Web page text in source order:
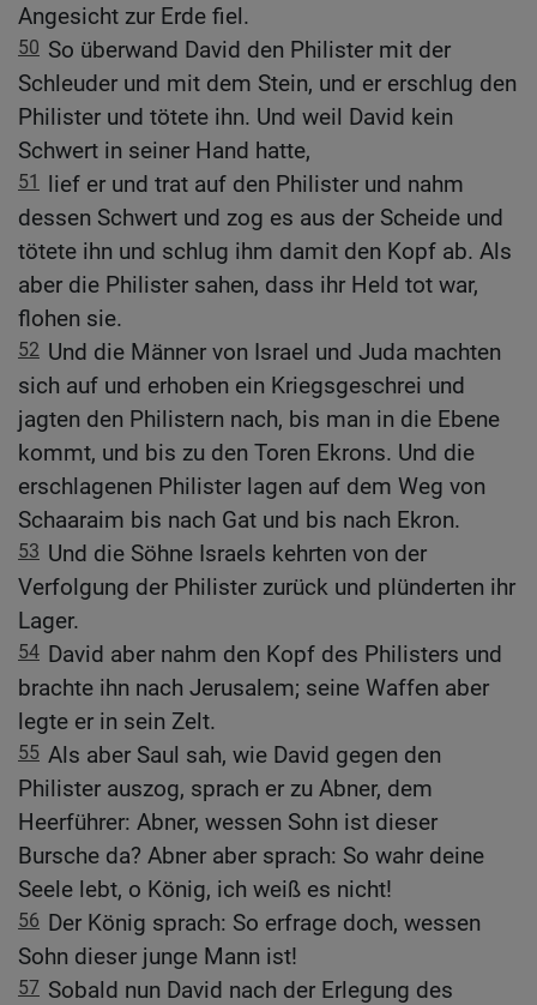
Angesicht zur Erde fiel.
50 So überwand David den Philister mit der
Schleuder und mit dem Stein, und er erschlug den
Philister und tötete ihn. Und weil David kein
Schwert in seiner Hand hatte,
51 lief er und trat auf den Philister und nahm
dessen Schwert und zog es aus der Scheide und
tötete ihn und schlug ihm damit den Kopf ab. Als
aber die Philister sahen, dass ihr Held tot war,
flohen sie.
52 Und die Männer von Israel und Juda machten
sich auf und erhoben ein Kriegsgeschrei und
jagten den Philistern nach, bis man in die Ebene
kommt, und bis zu den Toren Ekrons. Und die
erschlagenen Philister lagen auf dem Weg von
Schaaraim bis nach Gat und bis nach Ekron.
53 Und die Söhne Israels kehrten von der
Verfolgung der Philister zurück und plünderten ihr
Lager.
54 David aber nahm den Kopf des Philisters und
brachte ihn nach Jerusalem; seine Waffen aber
legte er in sein Zelt.
55 Als aber Saul sah, wie David gegen den
Philister auszog, sprach er zu Abner, dem
Heerführer: Abner, wessen Sohn ist dieser
Bursche da? Abner aber sprach: So wahr deine
Seele lebt, o König, ich weiß es nicht!
56 Der König sprach: So erfrage doch, wessen
Sohn dieser junge Mann ist!
57 Sobald nun David nach der Erlegung des